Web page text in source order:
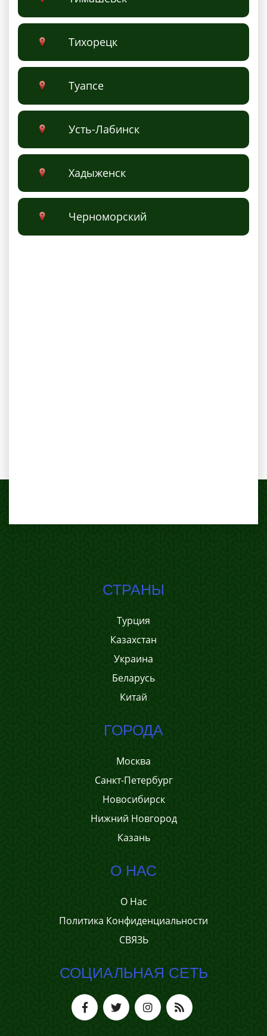
Тихорецк
Туапсе
Усть-Лабинск
Хадыженск
Черноморский
СТРАНЫ
Турция
Казахстан
Украина
Беларусь
Китай
ГОРОДА
Москва
Санкт-Петербург
Новосибирск
Нижний Новгород
Казань
О НАС
О Нас
Политика Конфиденциальности
СВЯЗЬ
СОЦИАЛЬНАЯ СЕТЬ